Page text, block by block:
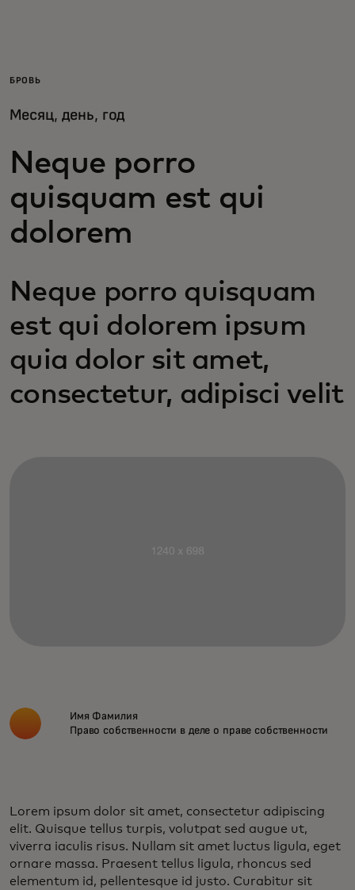
Для бизнеса
Для новаторов
Новости и тренды
БРОВЬ
Месяц, день, год
Neque porro
quisquam est qui
dolorem
Neque porro quisquam
est qui dolorem ipsum
quia dolor sit amet,
consectetur, adipisci velit
Имя Фамилия
Право собственности в деле о праве собственности
Lorem ipsum dolor sit amet, consectetur adipiscing
elit. Quisque tellus turpis, volutpat sed augue ut,
viverra iaculis risus. Nullam sit amet luctus ligula, eget
ornare massa. Praesent tellus ligula, rhoncus sed
elementum id, pellentesque id justo. Curabitur sit